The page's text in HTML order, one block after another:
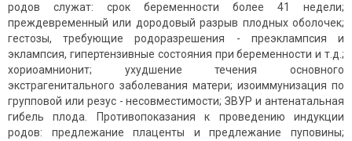
родов служат: срок беременности более 41 недели;
преждевременный или дородовый разрыв плодных оболочек;
гестозы, требующие родоразрешения - преэклампсия и
эклампсия, гипертензивные состояния при беременности и т.д.;
хориоамнионит; ухудшение течения основного
экстрагенитального заболевания матери; изоиммунизация по
групповой или резус - несовместимости; ЗВУР и антенатальная
гибель плода. Противопоказания к проведению индукции
родов: предлежание плаценты и предлежание пуповины;